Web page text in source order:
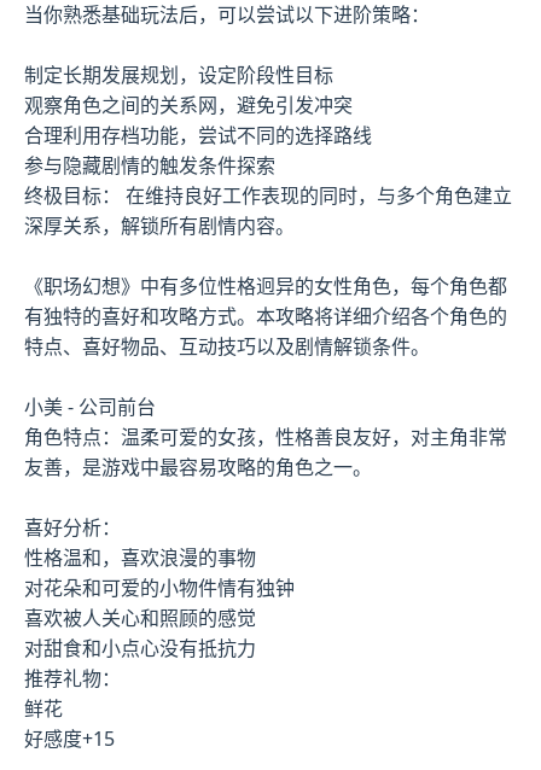
当你熟悉基础玩法后，可以尝试以下进阶策略：
制定长期发展规划，设定阶段性目标
观察角色之间的关系网，避免引发冲突
合理利用存档功能，尝试不同的选择路线
参与隐藏剧情的触发条件探索
终极目标： 在维持良好工作表现的同时，与多个角色建立
深厚关系，解锁所有剧情内容。
《职场幻想》中有多位性格迥异的女性角色，每个角色都
有独特的喜好和攻略方式。本攻略将详细介绍各个角色的
特点、喜好物品、互动技巧以及剧情解锁条件。
小美 - 公司前台
角色特点：温柔可爱的女孩，性格善良友好，对主角非常
友善，是游戏中最容易攻略的角色之一。
喜好分析：
性格温和，喜欢浪漫的事物
对花朵和可爱的小物件情有独钟
喜欢被人关心和照顾的感觉
对甜食和小点心没有抵抗力
推荐礼物：
鲜花
好感度+15